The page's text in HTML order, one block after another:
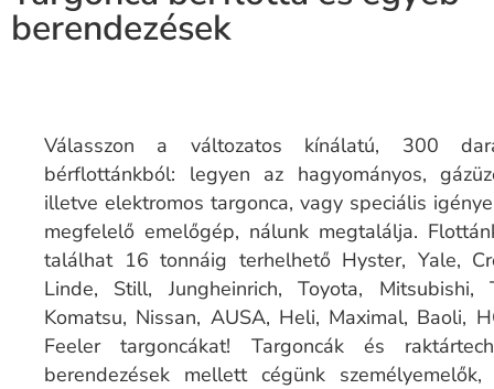
berendezések
Válasszon a változatos kínálatú, 300
bérflottánkból: legyen az hagyományos,
illetve elektromos targonca, vagy speciális
megfelelő emelőgép, nálunk megtalálja.
találhat 16 tonnáig terhelhető Hyster, Yale,
Linde, Still, Jungheinrich, Toyota, Mitsubishi,
Komatsu, Nissan, AUSA, Heli, Maximal, Baoli,
Feeler targoncákat! Targoncák és
berendezések mellett cégünk személyemelők,